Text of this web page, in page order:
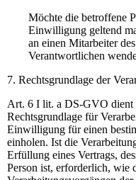
Möchte die betroffene
Einwilligung geltend
an einen Mitarbeiter
Verantwortlichen
7. Rechtsgrundlage der
Art. 6 I lit. a DS-GVO dient
Rechtsgrundlage für
Einwilligung für einen
einholen. Ist die
Erfüllung eines Vertrags,
Person ist, erforderlich, wie